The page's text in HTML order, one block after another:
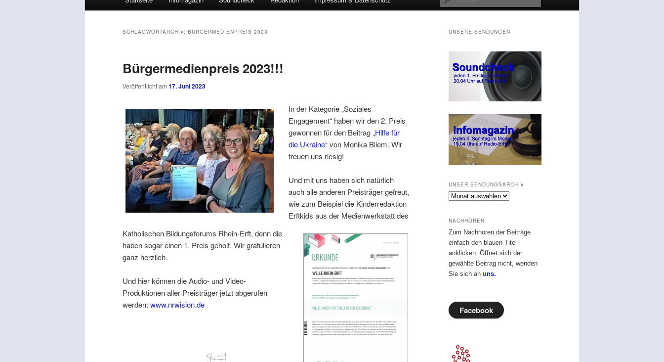
SCHLAGWORTARCHIV: BÜRGERMEDIENPREIS 2023
Bürgermedienpreis 2023!!!
Veröffentlicht am 17. Juni 2023
In der Kategorie „Soziales
Engagement“ haben wir den 2. Preis
gewonnen für den Beitrag„Hilfe für
die Ukraine“von Monika Bliem. Wir
freuen uns riesig!
Und mit uns haben sich natürlich
auch alle anderen Preisträger gefreut,
wie zum Beispiel die Kinderredaktion
Erftkids aus der Medienwerkstatt des
Katholischen Bildungsforums Rhein-Erft, denn die
haben sogar einen 1. Preis geholt. Wir gratulieren
ganz herzlich.
Und hier können die Audio- und Video-
Produktionen aller Preisträger jetzt abgerufen
werden: www.nrwision.de
UNSERE SENDUNGEN
UNSER SENDUNGSARCHIV
Unser
NACHHÖREN
Zum Nachhören der Beiträge
einfach den blauen Titel
anklicken. Öffnet sich der
gewählte Beitrag nicht, wenden
Sie sich an uns.
Facebook